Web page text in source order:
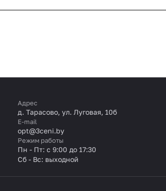
Адрес
д. Тарасово, ул. Луговая, 10б
E-mail
opt@3ceni.by
Режим работы
Пн - Пт: с 9:00 до 17:30
Сб - Вс: выходной